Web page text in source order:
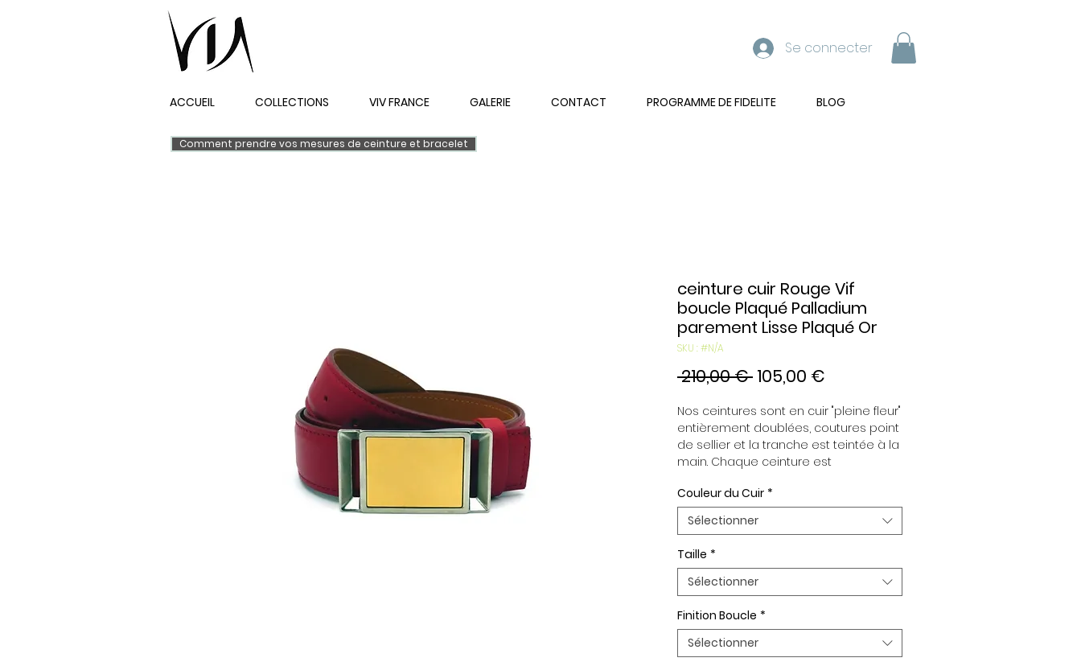
Se connecter
ACCUEIL COLLECTIONS VIV FRANCE GALERIE CONTACT PROGRAMME DE FIDELITE BLOG
Comment prendre vos mesures de ceinture et bracelet
ceinture cuir Rouge Vif
boucle Plaqué Palladium
parement Lisse Plaqué Or
SKU : #N/A
210,00 € Prix
105,00 €
Nos ceintures sont en cuir "pleine fleur"
entièrement doublées, coutures point
de sellier et la tranche est teintée à la
main. Chaque ceinture est
permettre d’associer vos ensembles
en fonction de vos envies. Toutes nos
ceintures sont en largeur 32mm.
Boucle plaquée Or ou Palladium,
Parement de boucle Plaqué Or ou
Palladium.
Couleur du Cuir *
Sélectionner
Taille *
Sélectionner
Finition Boucle *
Sélectionner